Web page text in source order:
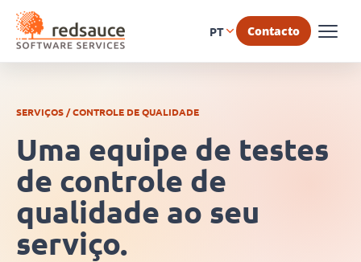
PT Contacto
SERVIÇOS / CONTROLE DE QUALIDADE
Uma equipe de testes
de controle de
qualidade ao seu
serviço.